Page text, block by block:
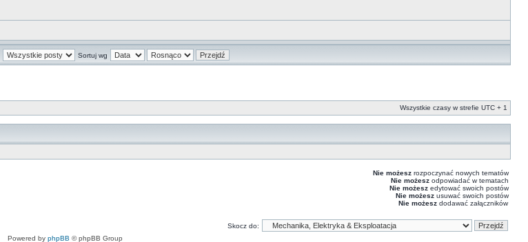
Sortuj wg
Wszystkie czasy w strefie UTC + 1
Nie możesz rozpoczynać nowych tematów
Nie możesz odpowiadać w tematach
Nie możesz edytować swoich postów
Nie możesz usuwać swoich postów
Nie możesz dodawać załączników
Skocz do:
Powered by phpBB © phpBB Group